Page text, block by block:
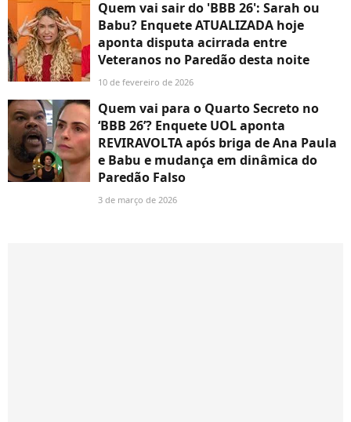
Quem vai sair do 'BBB 26': Sarah ou
Babu? Enquete ATUALIZADA hoje
aponta disputa acirrada entre
Veteranos no Paredão desta noite
10 de fevereiro de 2026
Quem vai para o Quarto Secreto no
‘BBB 26’? Enquete UOL aponta
REVIRAVOLTA após briga de Ana Paula
e Babu e mudança em dinâmica do
Paredão Falso
3 de março de 2026